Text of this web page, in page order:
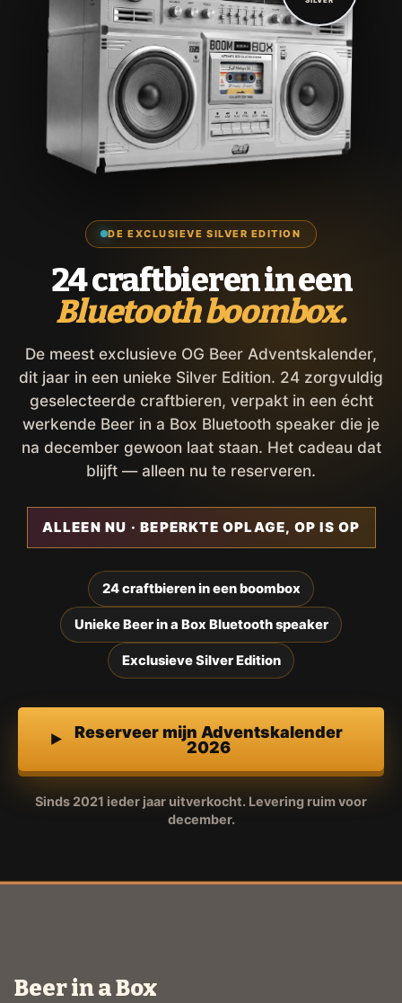
DE EXCLUSIEVE SILVER EDITION
24 craftbieren in een
Bluetooth boombox.
De meest exclusieve OG Beer Adventskalender,
dit jaar in een unieke Silver Edition. 24 zorgvuldig
geselecteerde craftbieren, verpakt in een écht
werkende Beer in a Box Bluetooth speaker die je
na december gewoon laat staan. Het cadeau dat
blijft — alleen nu te reserveren.
ALLEEN NU · BEPERKTE OPLAGE, OP IS OP
24 craftbieren in een boombox
Unieke Beer in a Box Bluetooth speaker
Exclusieve Silver Edition
Reserveer mijn Adventskalender
2026
Sinds 2021 ieder jaar uitverkocht. Levering ruim voor
december.
Beer in a Box